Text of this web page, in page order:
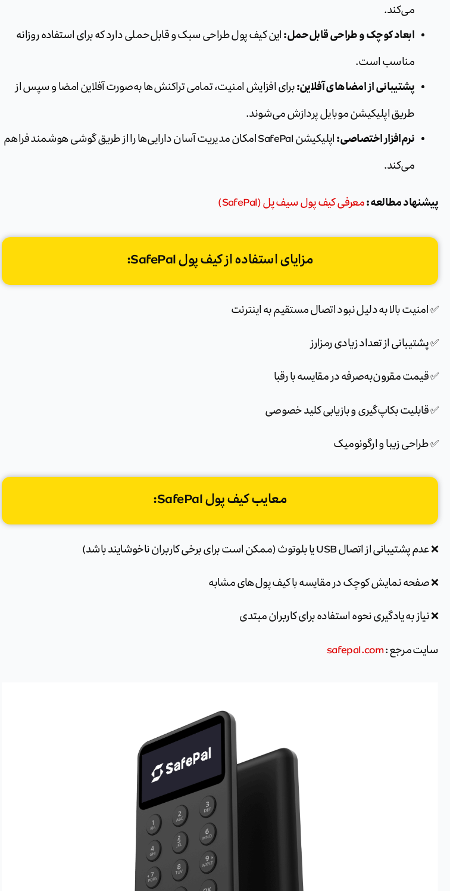
می‌کند.
ابعاد کوچک و طراحی قابل‌حمل: این کیف پول طراحی سبک و قابل‌حملی دارد که برای استفاده روزانه
مناسب است.
پشتیبانی از امضاهای آفلاین: برای افزایش امنیت، تمامی تراکنش‌ها به‌صورت آفلاین امضا و سپس از
طریق اپلیکیشن موبایل پردازش می‌شوند.
نرم‌افزار اختصاصی: اپلیکیشن SafePal امکان مدیریت آسان دارایی‌ها را از طریق گوشی هوشمند فراهم
می‌کند.
پیشنهاد مطالعه : معرفی کیف پول سیف پل (SafePal)
مزایای استفاده از کیف پول SafePal:
✅ امنیت بالا به دلیل نبود اتصال مستقیم به اینترنت
✅ پشتیبانی از تعداد زیادی رمزارز
✅ قیمت مقرون‌به‌صرفه در مقایسه با رقبا
✅ قابلیت بکاپ‌گیری و بازیابی کلید خصوصی
✅ طراحی زیبا و ارگونومیک
معایب کیف پول SafePal:
❌ عدم پشتیبانی از اتصال USB یا بلوتوث (ممکن است برای برخی کاربران ناخوشایند باشد)
❌ صفحه نمایش کوچک در مقایسه با کیف پول‌های مشابه
❌ نیاز به یادگیری نحوه استفاده برای کاربران مبتدی
سایت مرجع :safepal.com